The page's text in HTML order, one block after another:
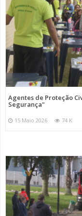
Agentes de Proteção
Segurança"
15 Maio 2026 74 K